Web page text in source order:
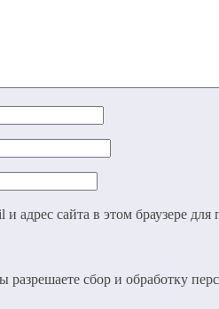
адрес сайта в этом браузере
разрешаете сбор и обработку